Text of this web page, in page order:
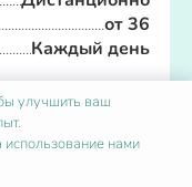
от 36
Каждый день
улучшить ваш
использование нами